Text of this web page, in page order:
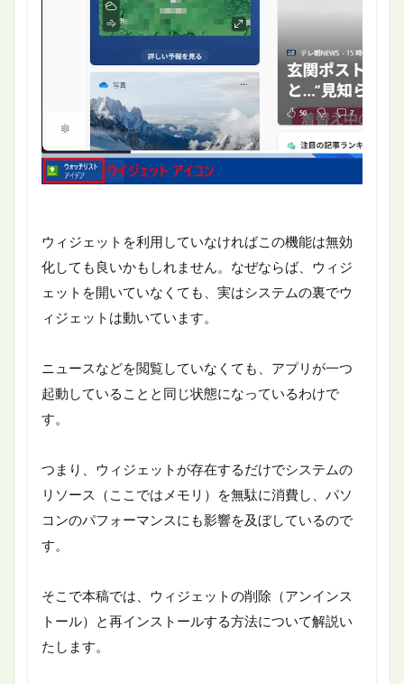
ウィジェットを利用していなければこの機能は無効
化しても良いかもしれません。なぜならば、ウィジ
ェットを開いていなくても、実はシステムの裏でウ
ィジェットは動いています。
ニュースなどを閲覧していなくても、アプリが一つ
起動していることと同じ状態になっているわけで
す。
つまり、ウィジェットが存在するだけでシステムの
リソース（ここではメモリ）を無駄に消費し、パソ
コンのパフォーマンスにも影響を及ぼしているので
す。
そこで本稿では、ウィジェットの削除（アンインス
トール）と再インストールする方法について解説い
たします。